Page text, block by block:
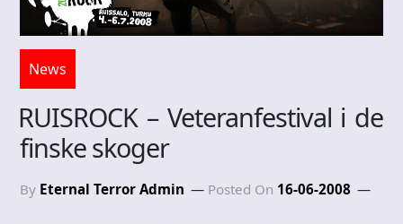
News
RUISROCK – Veteranfestival i de
finske skoger
By Eternal Terror Admin Posted On 16-06-2008